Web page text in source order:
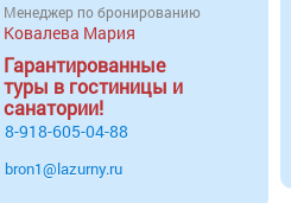
Менеджер по бронированию
Ковалева Мария
Гарантированные
туры в гостиницы и
санатории!
8-918-605-04-88
bron1@lazurny.ru